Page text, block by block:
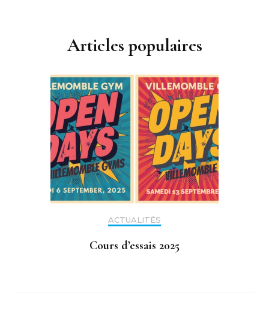
Articles populaires
ACTUALITÉS
Cours d’essais 2025